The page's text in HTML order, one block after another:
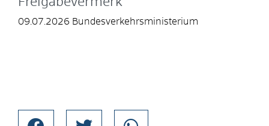
09.07.2026 Bundesverkehrsministerium